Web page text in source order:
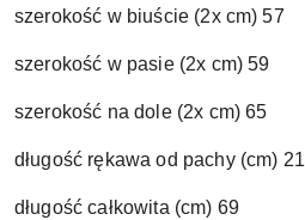
szerokość w biuście (2x cm) 57
szerokość w pasie (2x cm) 59
szerokość na dole (2x cm) 65
długość rękawa od pachy (cm) 21
długość całkowita (cm) 69